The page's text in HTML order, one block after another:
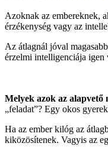
Azoknak az embereknek,
érzékenység vagy az
Az átlagnál jóval
érzelmi intelligenciája igen
Melyek azok az alapvető
„feladat”? Egy okos
Ha az ember kilóg az
kiközösítenek. Vagyis az